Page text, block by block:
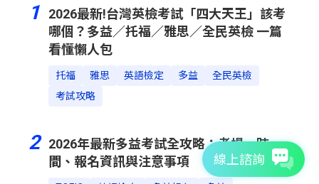
1
2026最新!台灣英檢考試「四大天王」該考
哪個？多益／托福／雅思／全民英檢 一篇
看懂懶人包
托福 雅思 英語檢定 多益
全民英檢
考試攻略
2
2026年最新多益考試全攻略：考場、時
間、報名資訊與注意事項
線上諮詢